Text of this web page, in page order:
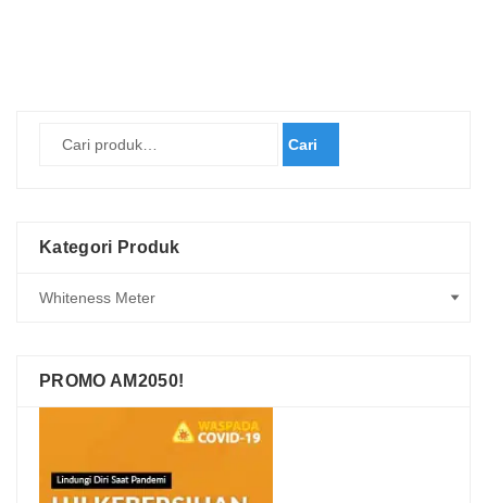
Cari
Kategori Produk
PROMO AM2050!